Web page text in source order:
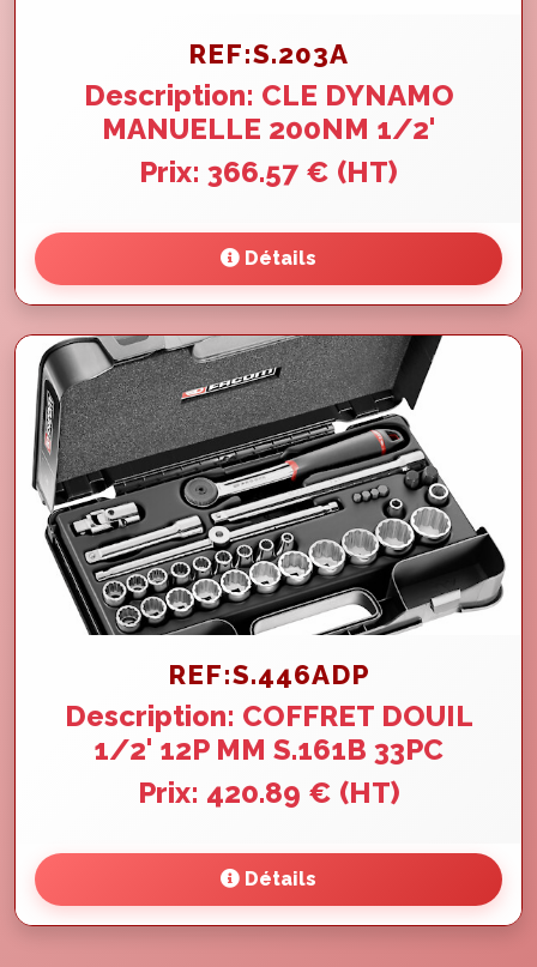
REF:S.203A
Description: CLE DYNAMO
MANUELLE 200NM 1/2'
Prix: 366.57 € (HT)
Détails
REF:S.446ADP
Description: COFFRET DOUIL
1/2' 12P MM S.161B 33PC
Prix: 420.89 € (HT)
Détails